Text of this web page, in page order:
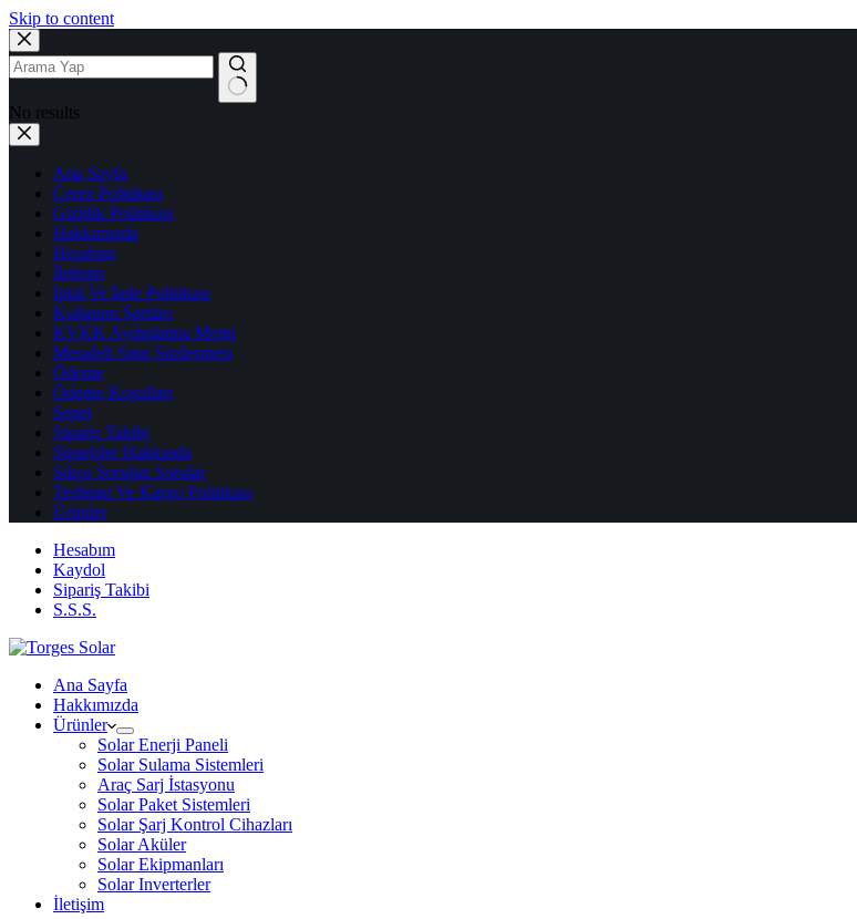
Skip to content
No results
Ana Sayfa
Çerez Politikası
Gizlilik Politikası
Hakkımızda
Hesabım
İletişim
İptal Ve İade Politikası
Kullanım Şartları
KVKK Aydınlatma Metni
Mesafeli Satış Sözleşmesi
Ödeme
Ödeme Koşulları
Sepet
Sipariş Takibi
Siparişler Hakkında
Sıkça Sorulan Sorular
Teslimat Ve Kargo Politikası
Ürünler
Hesabım
Kaydol
Sipariş Takibi
S.S.S.
Ana Sayfa
Hakkımızda
Ürünler
Solar Enerji Paneli
Solar Sulama Sistemleri
Araç Sarj İstasyonu
Solar Paket Sistemleri
Solar Şarj Kontrol Cihazları
Solar Aküler
Solar Ekipmanları
Solar Inverterler
İletişim